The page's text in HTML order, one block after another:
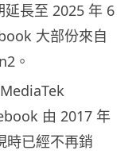
長至 2025 年 6
大部份來自
。
由 2017 年
時已經不再銷